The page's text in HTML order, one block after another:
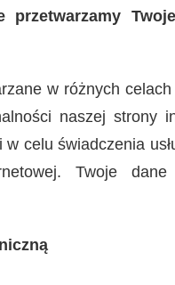
w różnych
naszej strony
celu świadczenia
Twoje